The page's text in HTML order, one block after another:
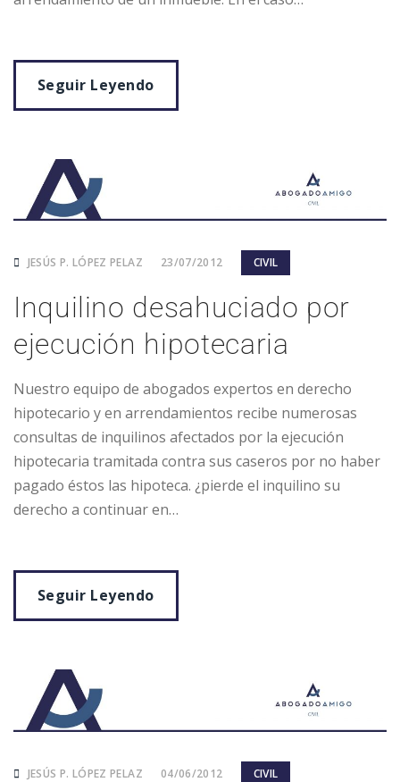
Seguir Leyendo
JESÚS P. LÓPEZ PELAZ 23/07/2012 CIVIL
Inquilino desahuciado por
ejecución hipotecaria
Nuestro equipo de abogados expertos en derecho
hipotecario y en arrendamientos recibe numerosas
consultas de inquilinos afectados por la ejecución
hipotecaria tramitada contra sus caseros por no haber
pagado éstos las hipoteca. ¿pierde el inquilino su
derecho a continuar en…
Seguir Leyendo
JESÚS P. LÓPEZ PELAZ 04/06/2012 CIVIL